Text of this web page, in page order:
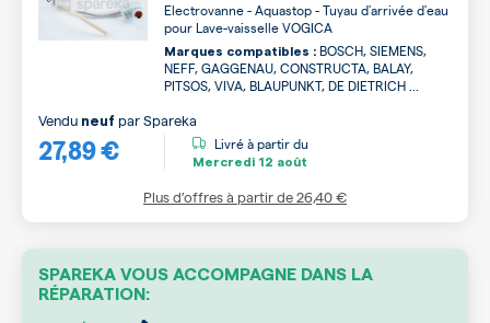
Electrovanne - Aquastop - Tuyau d'arrivée d'eau
pour Lave-vaisselle VOGICA
Marques compatibles : BOSCH, SIEMENS,
NEFF, GAGGENAU, CONSTRUCTA, BALAY,
PITSOS, VIVA, BLAUPUNKT, DE DIETRICH ...
27,89 €
Vendu neuf parSpareka
Livré à partir du
Mercredi 12 août
Plus d’offres à partir de26,40 €
SPAREKA VOUS ACCOMPAGNE DANS LA
RÉPARATION: